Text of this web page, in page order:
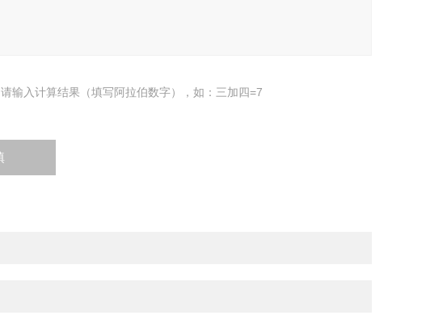
请输入计算结果（填写阿拉伯数字），如：三加四=7